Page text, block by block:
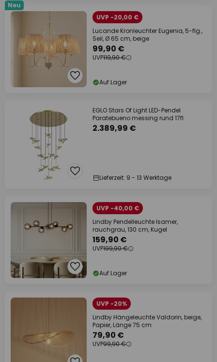
Neu
UVP -20,00 €
Lucande Kronleuchter Eugenia, 5-flg.,
Seil, Ø 65 cm, beige
99,90 €
UVP119,90 €
Auf Lager
EGLO Stars Of Light LED-Pendel
Paratebueno messing rund 17fl
2.389,99 €
Lieferzeit: 9 - 13 Werktage
UVP -40,00 €
Lindby Pendelleuchte Isamer,
rauchgrau, 130 cm, Kugel
159,90 €
UVP199,90 €
Auf Lager
UVP -20%
Lindby Hängeleuchte Valdorin, beige,
Papier, Länge 75 cm
79,90 €
UVP99,90 €